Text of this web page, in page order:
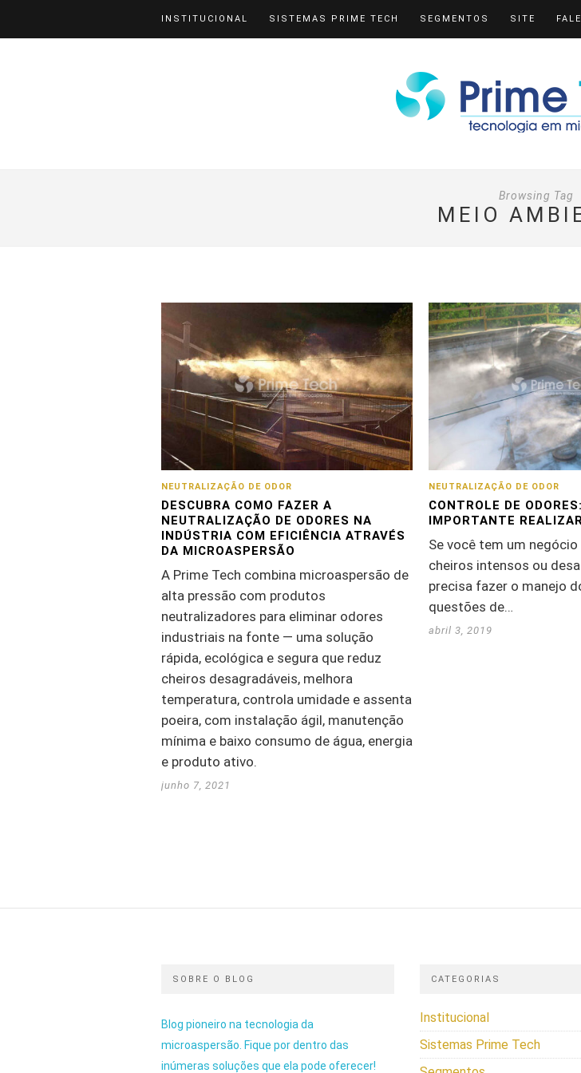
INSTITUCIONAL SISTEMAS PRIME TECH SEGMENTOS SITE
Browsing Tag
MEIO
NEUTRALIZAÇÃO DE ODOR
DESCUBRA COMO FAZER A
NEUTRALIZAÇÃO DE ODORES NA
INDÚSTRIA COM EFICIÊNCIA ATRAVÉS
DA MICROASPERSÃO
A Prime Tech combina microaspersão de
alta pressão com produtos
neutralizadores para eliminar odores
industriais na fonte — uma solução
rápida, ecológica e segura que reduz
cheiros desagradáveis, melhora
temperatura, controla umidade e assenta
poeira, com instalação ágil, manutenção
mínima e baixo consumo de água, energia
e produto ativo.
junho 7, 2021
NEUTRALIZAÇÃO DE ODOR
CONTROLE DE
IMPORTANTE
Se você tem um
cheiros intensos ou
precisa fazer o manejo
questões de…
abril 3, 2019
SOBRE O BLOG
Blog pioneiro na tecnologia da
microaspersão. Fique por dentro das
inúmeras soluções que ela pode oferecer!
CATEGORIAS
Institucional
Sistemas Prime Tech